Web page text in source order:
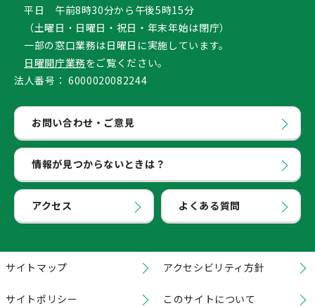
平日 午前8時30分から午後5時15分
（土曜日・日曜日・祝日・年末年始は閉庁）
一部の窓口業務は日曜日に実施しています。
日曜開庁業務をご覧ください。
法人番号： 6000020082244
お問い合わせ・ご意見
情報が見つからないときは？
アクセス よくある質問
サイトマップ アクセシビリティ方針
サイトポリシー このサイトについて